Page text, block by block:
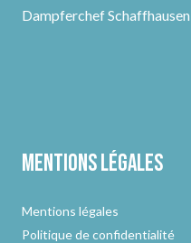
Dampferchef Schaffhausen
Mentions légales
Mentions légales
Politique de confidentialité